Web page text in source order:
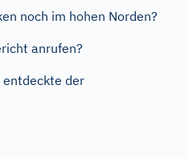
noch im hohen Norden?
anrufen?
entdeckte der